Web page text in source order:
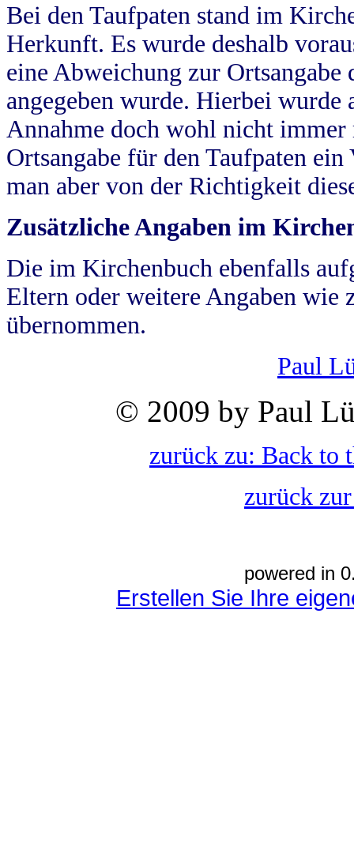
Bei den Taufpaten stand im
Herkunft. Es wurde deshalb
eine Abweichung zur
angegeben wurde. Hierbei wurde
Annahme doch wohl nicht
Ortsangabe für den Taufpaten
man aber von der Richtigkeit
Zusätzliche Angaben im
Die im Kirchenbuch ebenfalls
Eltern oder weitere Angaben wie
übernommen.
Paul
© 2009 by Paul
zurück zu: Back to
zurück
powered in
Erstellen Sie Ihre